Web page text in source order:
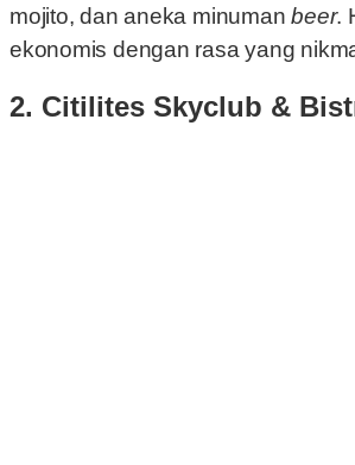
mojito, dan aneka minumanbeer.
ekonomis dengan rasa yang
2. Citilites Skyclub &